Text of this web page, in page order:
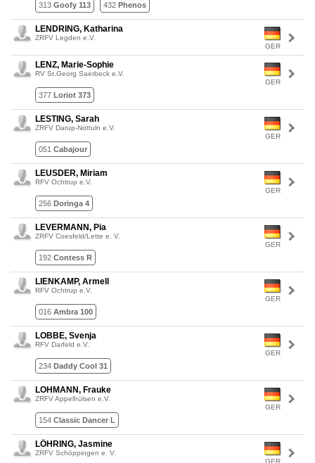
313 Goofy 113 432 Phenos
GER
LENDRING, Katharina
ZRFV Legden e.V.
GER
LENZ, Marie-Sophie
RV St.Georg Saerbeck e.V.
377 Loriot 373
GER
LESTING, Sarah
ZRFV Darup-Nottuln e.V.
051 Cabajour
GER
LEUSDER, Miriam
RFV Ochtrup e.V.
256 Doringa 4
GER
LEVERMANN, Pia
ZRFV Coesfeld/Lette e. V.
192 Contess R
GER
LIENKAMP, Armell
RFV Ochtrup e.V.
016 Ambra 100
GER
LOBBE, Svenja
RFV Darfeld e.V.
234 Daddy Cool 31
GER
LOHMANN, Frauke
ZRFV Appelhülsen e.V.
154 Classic Dancer L
GER
LÖHRING, Jasmine
ZRFV Schöppingen e. V.